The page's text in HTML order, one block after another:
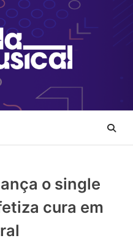
o single
cura em